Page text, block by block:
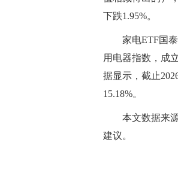
下跌1.95%。
家电ETF国
用电器指数，成
据显示，截止
15.18%。
本文数据来
建议。